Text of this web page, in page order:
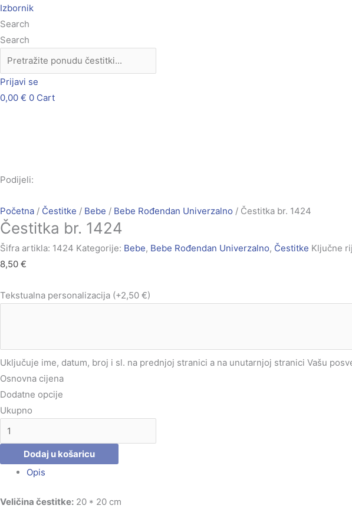
Skip
to
content
Izbornik
Search
Search
Prijavi se
0,00 € 0 Cart
Podijeli:
Početna / Čestitke / Bebe / Bebe Rođendan Univerzalno / Čestitka br. 1424
Čestitka br. 1424
Šifra artikla: 1424 Kategorije: Bebe, Bebe Rođendan Univerzalno, Čestitke Ključne
8,50 €
Tekstualna personalizacija (+2,50 €)
Uključuje ime, datum, broj i sl. na prednjoj stranici a na unutarnjoj stranici Vašu
Osnovna cijena
Dodatne opcije
Ukupno
Čestitka
br.
1424
količina
Dodaj u košaricu
Opis
Veličina čestitke: 20 * 20 cm